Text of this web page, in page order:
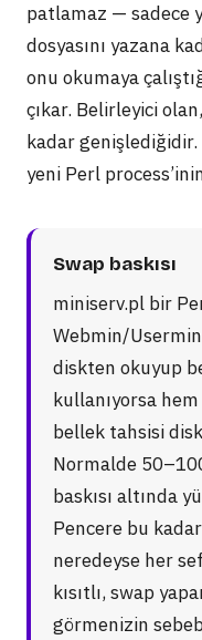
patlamaz — sadece
dosyasını yazana
onu okumaya
çıkar. Belirleyici
kadar
yeni Perl
Swap baskısı
miniserv.pl bir
Webmin/
diskten okuyup
kullanıyorsa
bellek tahsisi
Normalde
baskısı altında
Pencere bu
neredeyse her
kısıtlı, swap
görmenizin